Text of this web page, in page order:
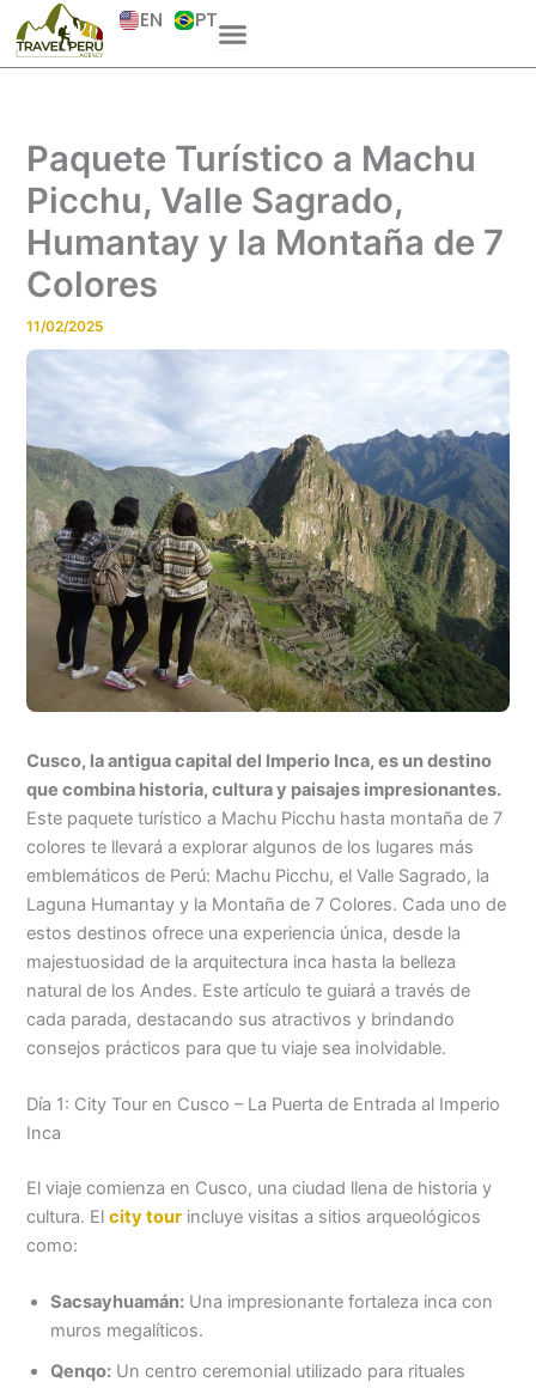
content
EN PT
Paquete Turístico a Machu
Picchu, Valle Sagrado,
Humantay y la Montaña de 7
Colores
11/02/2025
Cusco, la antigua capital del Imperio Inca, es un destino
que combina historia, cultura y paisajes impresionantes.
Este paquete turístico a Machu Picchu hasta montaña de 7
colores te llevará a explorar algunos de los lugares más
emblemáticos de Perú: Machu Picchu, el Valle Sagrado, la
Laguna Humantay y la Montaña de 7 Colores. Cada uno de
estos destinos ofrece una experiencia única, desde la
majestuosidad de la arquitectura inca hasta la belleza
natural de los Andes. Este artículo te guiará a través de
cada parada, destacando sus atractivos y brindando
consejos prácticos para que tu viaje sea inolvidable.
Día 1: City Tour en Cusco – La Puerta de Entrada al Imperio
Inca
El viaje comienza en Cusco, una ciudad llena de historia y
cultura. Elcity tour incluye visitas a sitios arqueológicos
como:
Sacsayhuamán: Una impresionante fortaleza inca con
muros megalíticos.
Qenqo: Un centro ceremonial utilizado para rituales